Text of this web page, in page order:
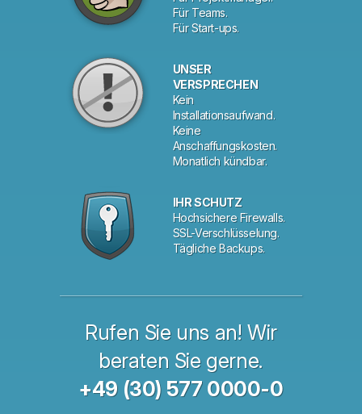
Für Teams.
Für Start-ups.
UNSER
VERSPRECHEN
Kein
Installationsaufwand.
Keine
Anschaffungskosten.
Monatlich kündbar.
IHR SCHUTZ
Hochsichere Firewalls.
SSL-Verschlüsselung.
Tägliche Backups.
Rufen Sie uns an! Wir
beraten Sie gerne.
+49 (30) 577 0000-0